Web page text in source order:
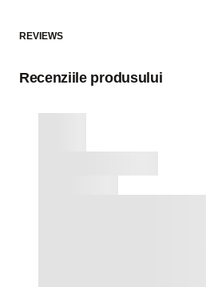
REVIEWS
Recenziile produsului